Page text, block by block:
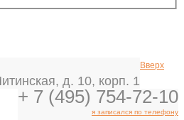
д. 10, корп. 1
+ 7 (495) 754-72-10
я записался по телефону
Вверх